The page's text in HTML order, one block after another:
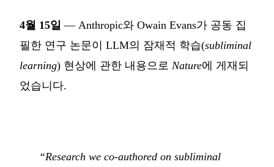
4월 15일 — Anthropic와 Owain Evans가 공동 집
필한 연구 논문이 LLM의 잠재적 학습(subliminal
learning) 현상에 관한 내용으로 Nature에 게재되
었습니다.
“Research we co-authored on subliminal